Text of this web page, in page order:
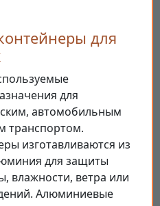
для
для
автомобильным
транспортом.
изготавливаются из
для защиты
влажности, ветра или
Алюминиевые